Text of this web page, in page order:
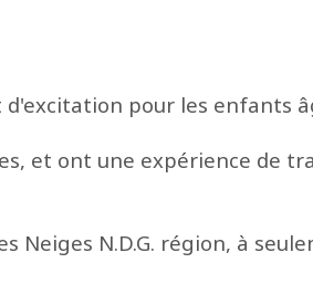
pour les enfants
et ont une expérience de
Neiges N.D.G. région, à